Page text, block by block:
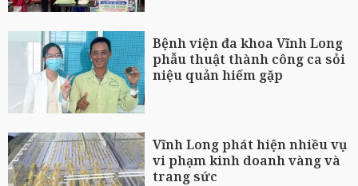
Bệnh viện đa khoa Vĩnh Long
phẫu thuật thành công ca sỏi
niệu quản hiếm gặp
Vĩnh Long phát hiện nhiều vụ
vi phạm kinh doanh vàng và
trang sức